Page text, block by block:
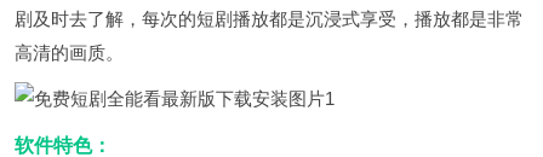
剧及时去了解，每次的短剧播放都是沉浸式享受，播放都是非常
高清的画质。
软件特色：